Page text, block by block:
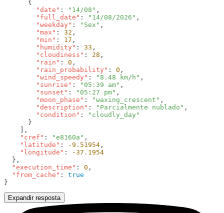
        "date"
: "14/08"
        "full_date"
: "14/08/2026"
        "weekday"
: "Sex"
        "max"
: 32
        "min"
: 17
        "humidity"
: 33
        "cloudiness"
: 28
        "rain"
: 0
        "rain_probability"
: 0
        "wind_speedy"
: "8.48 km/h"
        "sunrise"
: "05:39 am"
        "sunset"
: "05:27 pm"
        "moon_phase"
: "waxing_crescent"
        "description"
: "Parcialmente nublado"
        "condition"
:
    "cref"
: "e8160a"
    "latitude"
: -9.51954
    "longitude"
:
  "execution_time"
: 0
  "from_cache"
:
Expandir resposta